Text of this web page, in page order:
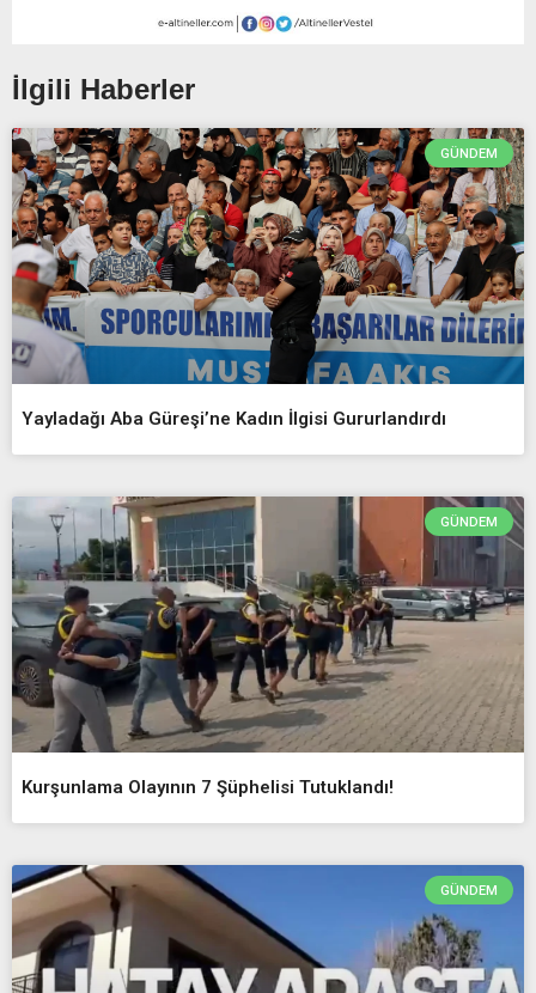
İlgili Haberler
GÜNDEM
Yayladağı Aba Güreşi’ne Kadın İlgisi Gururlandırdı
GÜNDEM
Kurşunlama Olayının 7 Şüphelisi Tutuklandı!
GÜNDEM